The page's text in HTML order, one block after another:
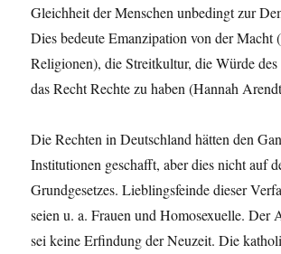
Gleichheit der Menschen unbedingt zur
Dies bedeute Emanzipation von der Macht
Religionen), die Streitkultur, die Würde
das Recht Rechte zu haben (Hannah
Die Rechten in Deutschland hätten den
Institutionen geschafft, aber dies nicht auf
Grundgesetzes. Lieblingsfeinde dieser
seien u. a. Frauen und Homosexuelle. Der
sei keine Erfindung der Neuzeit. Die